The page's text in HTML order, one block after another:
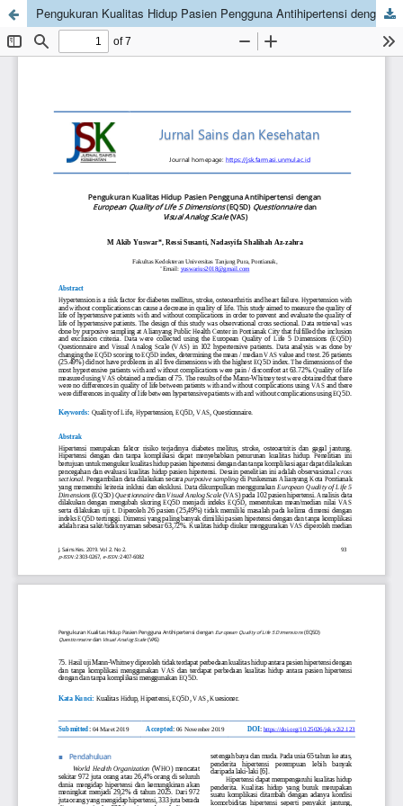
Pengukuran Kualitas Hidup Pasien Pengguna Antihipertensi dengan European Quality of Life 5 Dimensions (EQ5D) Questionnaire dan Visual Analog Scale (VAS)